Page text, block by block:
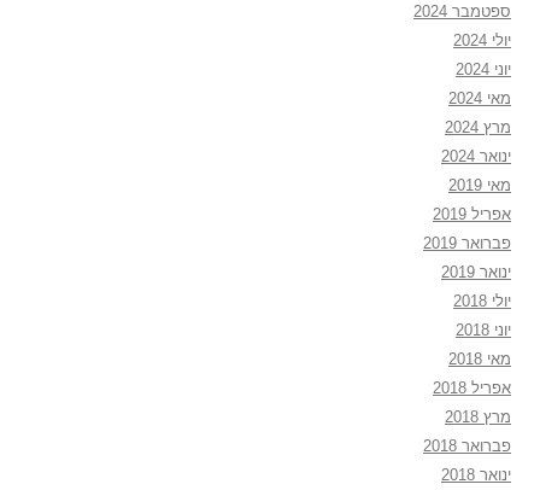
ספטמבר 2024
יולי 2024
יוני 2024
מאי 2024
מרץ 2024
ינואר 2024
מאי 2019
אפריל 2019
פברואר 2019
ינואר 2019
יולי 2018
יוני 2018
מאי 2018
אפריל 2018
מרץ 2018
פברואר 2018
ינואר 2018